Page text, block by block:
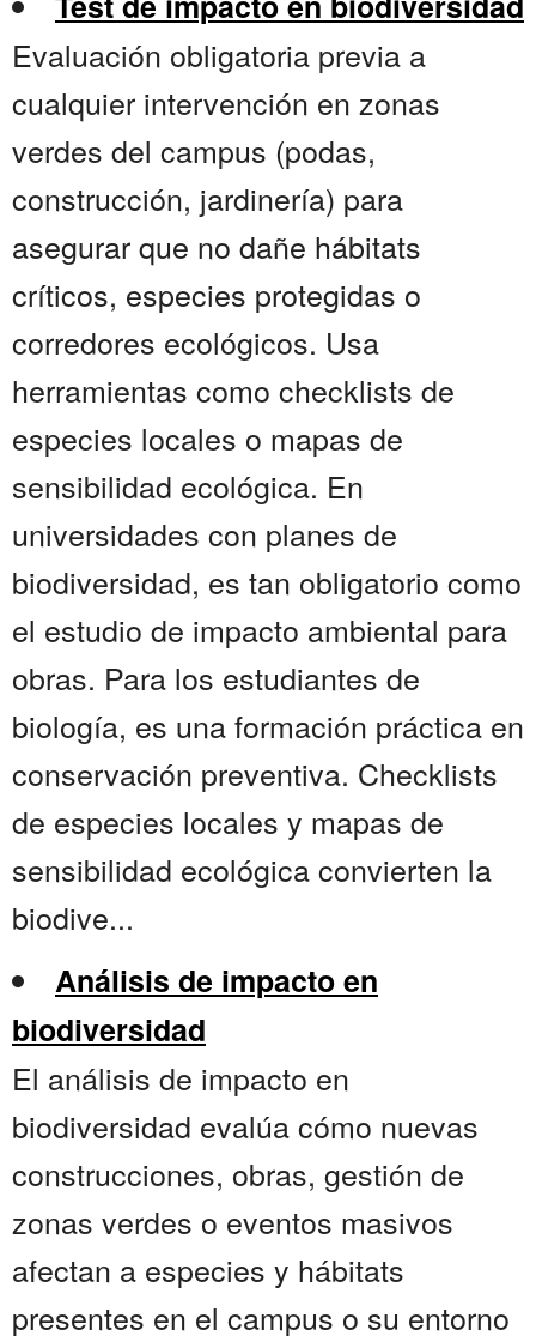
Evaluación obligatoria previa a
cualquier intervención en zonas
verdes del campus (podas,
construcción, jardinería) para
asegurar que no dañe hábitats
críticos, especies protegidas o
corredores ecológicos. Usa
herramientas como checklists de
especies locales o mapas de
sensibilidad ecológica. En
universidades con planes de
biodiversidad, es tan obligatorio como
el estudio de impacto ambiental para
obras. Para los estudiantes de
biología, es una formación práctica en
conservación preventiva. Checklists
de especies locales y mapas de
sensibilidad ecológica convierten la
biodive...
Análisis de impacto en
biodiversidad
El análisis de impacto en
biodiversidad evalúa cómo nuevas
construcciones, obras, gestión de
zonas verdes o eventos masivos
afectan a especies y hábitats
presentes en el campus o su entorno